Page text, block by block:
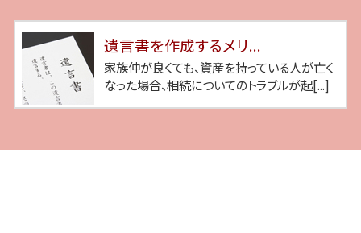
遺言書を作成するメリ...
家族仲が良くても、資産を持っている人が亡く
なった場合、相続についてのトラブルが起[...]